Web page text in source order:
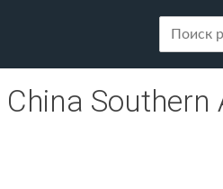
China Southern